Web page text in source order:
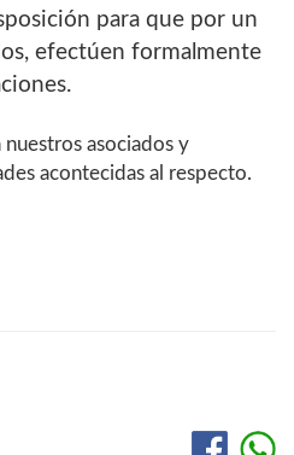
para que por un
efectúen formalmente
asociados y
acontecidas al respecto.